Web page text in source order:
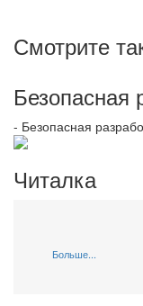
Смотрите
Безопасная
- Безопасная
Читалка
Больше...